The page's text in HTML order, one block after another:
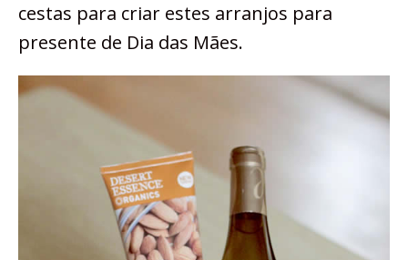
cestas para criar estes arranjos para
presente de Dia das Mães.